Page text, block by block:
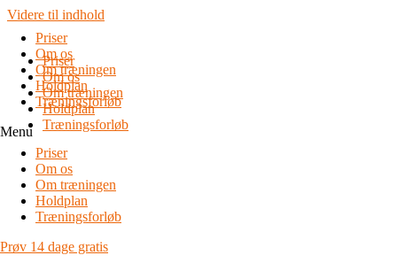
Videre til indhold
Priser
Om os
Om træningen
Holdplan
Træningsforløb
Menu
Priser
Om os
Om træningen
Holdplan
Træningsforløb
Prøv 14 dage gratis
Priser
Om os
Om træningen
Holdplan
Træningsforløb